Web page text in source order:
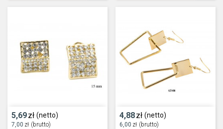
5,69zł (netto)
7,00 zł (brutto)
4,88zł (netto)
6,00 zł (brutto)